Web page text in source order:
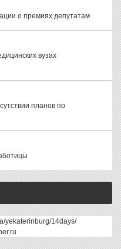
о премиях депутатам
вузах
планов по
yekaterinburg/14days/